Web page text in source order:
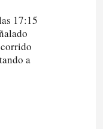
17:15
a